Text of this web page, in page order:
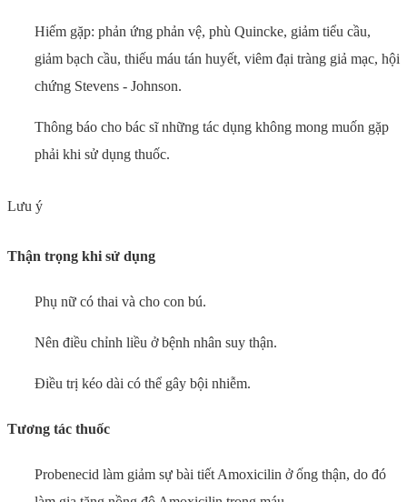
Hiếm gặp: phản ứng phản vệ, phù Quincke, giảm tiểu cầu,
giảm bạch cầu, thiếu máu tán huyết, viêm đại tràng giả mạc, hội
chứng Stevens - Johnson.
Thông báo cho bác sĩ những tác dụng không mong muốn gặp
phải khi sử dụng thuốc.
Lưu ý
Thận trọng khi sử dụng
Phụ nữ có thai và cho con bú.
Nên điều chỉnh liều ở bệnh nhân suy thận.
Điều trị kéo dài có thể gây bội nhiễm.
Tương tác thuốc
Probenecid làm giảm sự bài tiết Amoxicilin ở ống thận, do đó